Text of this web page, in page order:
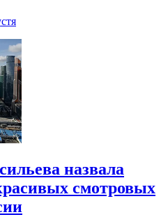
назвала
смотровых